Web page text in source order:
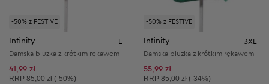
-50% z FESTIVE
Infinity
Damska bluzka z krótkim rękawem
41,99 zł
Cena sugerowana:
RRP 85,00 zł (-50%)
-50% z FESTIVE
Infinity 3XL
Damska bluzka z krótkim rękawem
55,99 zł
Cena sugerowana:
RRP 85,00 zł (-34%)